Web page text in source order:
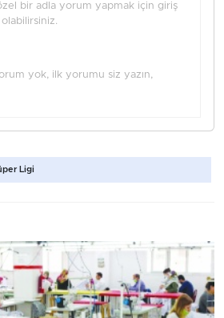
bir adla yorum yapmak için giriş
yok, ilk yorumu siz yazın,
Ligi